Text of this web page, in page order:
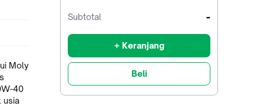
Subtotal -
+ Keranjang
Beli